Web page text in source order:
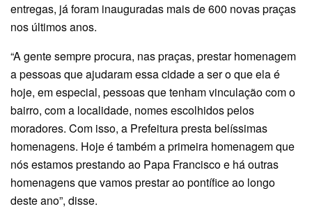
entregas, já foram inauguradas mais de 600 novas praças
nos últimos anos.
“A gente sempre procura, nas praças, prestar homenagem
a pessoas que ajudaram essa cidade a ser o que ela é
hoje, em especial, pessoas que tenham vinculação com o
bairro, com a localidade, nomes escolhidos pelos
moradores. Com isso, a Prefeitura presta belíssimas
homenagens. Hoje é também a primeira homenagem que
nós estamos prestando ao Papa Francisco e há outras
homenagens que vamos prestar ao pontífice ao longo
deste ano”, disse.